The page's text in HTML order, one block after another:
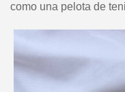
como una pelota de